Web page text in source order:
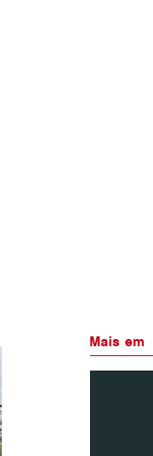
Mais em